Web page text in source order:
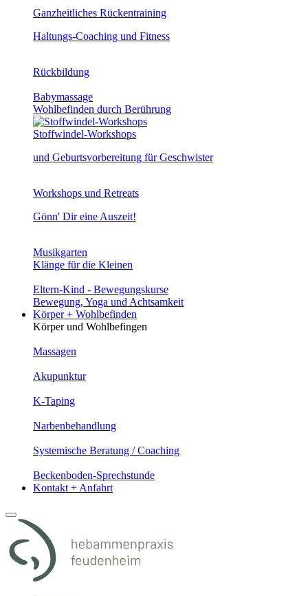
Ganzheitliches Rückentraining
Haltungs-Coaching und Fitness
Rückbildung
Babymassage
Wohlbefinden durch Berührung
Stoffwindel-Workshops
und Geburtsvorbereitung für Geschwister
Workshops und Retreats
Gönn' Dir eine Auszeit!
Musikgarten
Klänge für die Kleinen
Eltern-Kind - Bewegungskurse
Bewegung, Yoga und Achtsamkeit
Körper + Wohlbefinden
Körper und Wohlbefingen
Massagen
Akupunktur
K-Taping
Narbenbehandlung
Systemische Beratung / Coaching
Beckenboden-Sprechstunde
Kontakt + Anfahrt